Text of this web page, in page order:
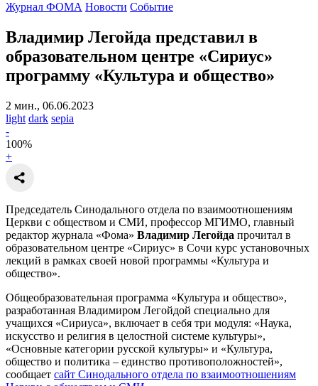
Журнал ФОМА Новости Событие
Владимир Легойда представил в
образовательном центре «Сириус»
программу «Культура и общество»
2 мин., 06.06.2023
light dark sepia
-
100%
+
Председатель Синодального отдела по взаимоотношениям
Церкви с обществом и СМИ, профессор МГИМО, главный
редактор журнала «Фома» Владимир Легойда прочитал в
образовательном центре «Сириус» в Сочи курс установочных
лекций в рамках своей новой программы «Культура и
общество».
Общеобразовательная программа «Культура и общество»,
разработанная Владимиром Легойдой специально для
учащихся «Сириуса», включает в себя три модуля: «Наука,
искусство и религия в целостной системе культуры»,
«Основные категории русской культуры» и «Культура,
общество и политика – единство противоположностей»,
сообщает сайт Синодального отдела по взаимоотношениям